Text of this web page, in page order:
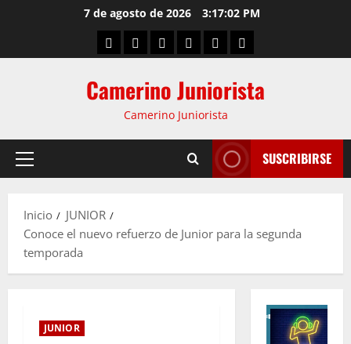
7 de agosto de 2026 3:17:03 PM
Camerino Juniorista
Camerino Juniorista
SUSCRIBIRSE
Inicio
JUNIOR
Conoce el nuevo refuerzo de Junior para la segunda
temporada
JUNIOR